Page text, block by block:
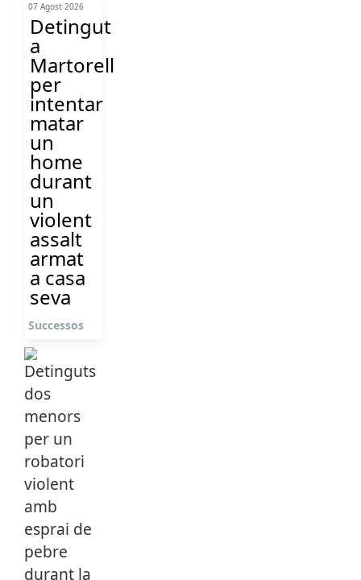
07 Agost 2026
Detingut
a
Martorell
per
intentar
matar
un
home
durant
un
violent
assalt
armat
a casa
seva
Successos